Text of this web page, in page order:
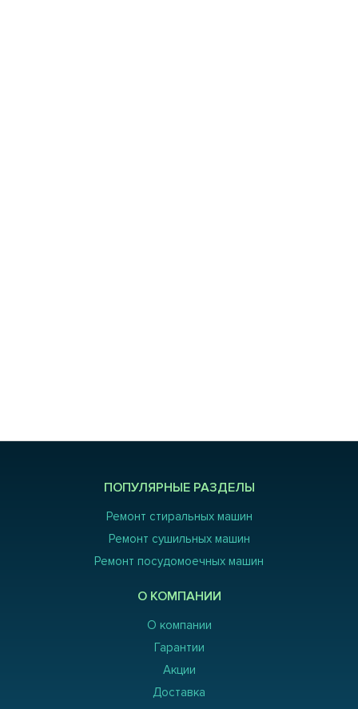
ПОПУЛЯРНЫЕ РАЗДЕЛЫ
Ремонт стиральных машин
Ремонт сушильных машин
Ремонт посудомоечных машин
О КОМПАНИИ
О компании
Гарантии
Акции
Доставка